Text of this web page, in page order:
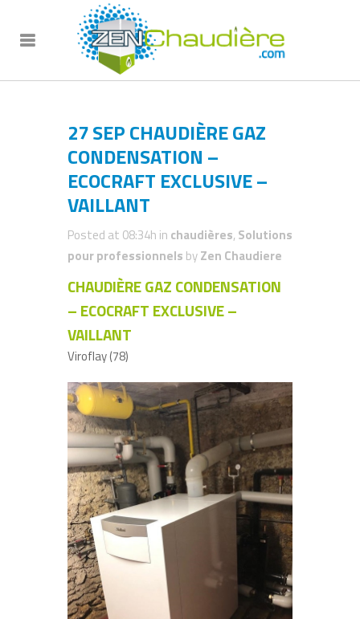
27 SEPCHAUDIÈRE GAZ
CONDENSATION –
ECOCRAFT EXCLUSIVE –
VAILLANT
Posted at 08:34h in chaudières, Solutions
pour professionnels byZen Chaudiere
CHAUDIÈRE GAZ CONDENSATION
– ECOCRAFT EXCLUSIVE –
VAILLANT
Viroflay (78)